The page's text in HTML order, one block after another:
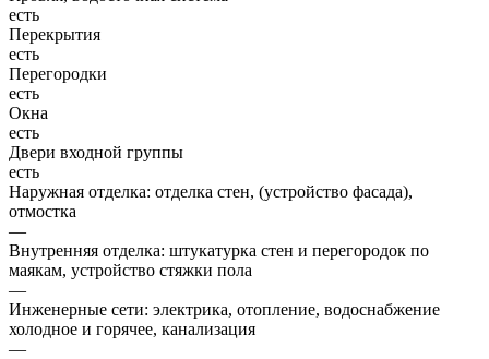
есть
Перекрытия
есть
Перегородки
есть
Окна
есть
Двери входной группы
есть
Наружная отделка: отделка стен, (устройство фасада),
отмостка
—
Внутренняя отделка: штукатурка стен и перегородок по
маякам, устройство стяжки пола
—
Инженерные сети: электрика, отопление, водоснабжение
холодное и горячее, канализация
—